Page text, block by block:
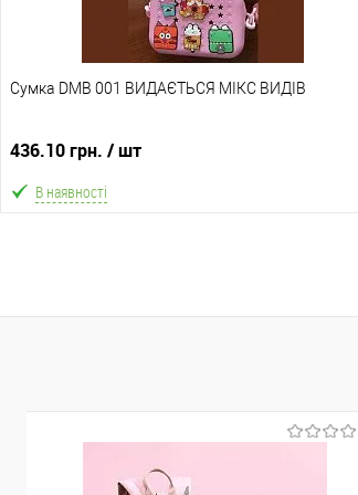
Відправка тільки Новою поштою протягом 2-5 днів
кольором або малюнком (див. фото), колір та
Сумка DMB 001 ВИДАЄТЬСЯ МІКС ВИДІВ
436.10 грн. / шт
В наявності
Відправка тільки Новою поштою протягом 2-5 днів